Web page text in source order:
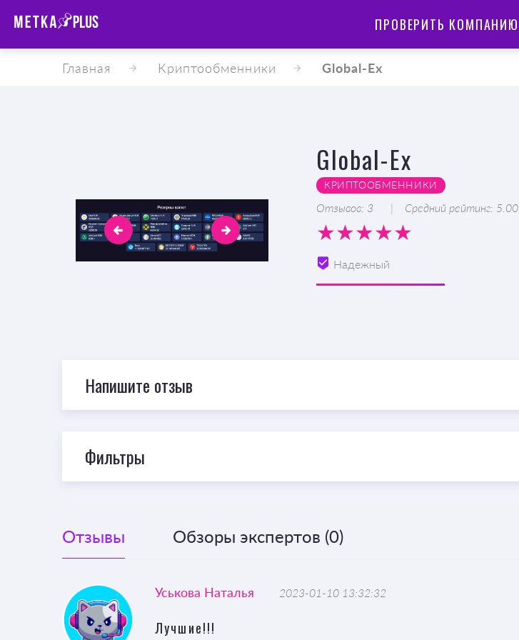
ПРОВЕРИТЬ КОМПАНИЮ
Главная Криптообменники Global-Ex
Global-Ex
КРИПТООБМЕННИКИ
Отзывов: 3 Средний рейтинг: 5.00
Надежный
Напишите отзыв
Фильтры
Отзывы Обзоры экспертов (0)
Уськова Наталья 2023-01-10 13:32:32
Лучшие!!!